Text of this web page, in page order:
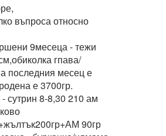
въпроса относно
9месеца - тежи
гпава/
последния месец е
е 3700гр.
сутрин 8-8,30 210 ам
90гр